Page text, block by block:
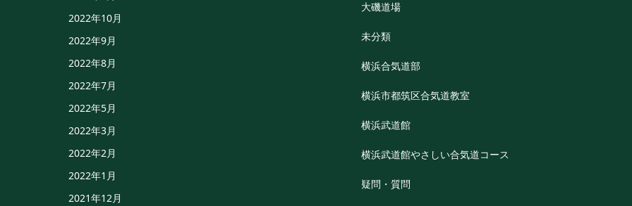
2022年10月
2022年9月
2022年8月
2022年7月
2022年5月
2022年3月
2022年2月
2022年1月
2021年12月
大磯道場
未分類
横浜合気道部
横浜市都筑区合気道教室
横浜武道館
横浜武道館やさしい合気道コース
疑問・質問